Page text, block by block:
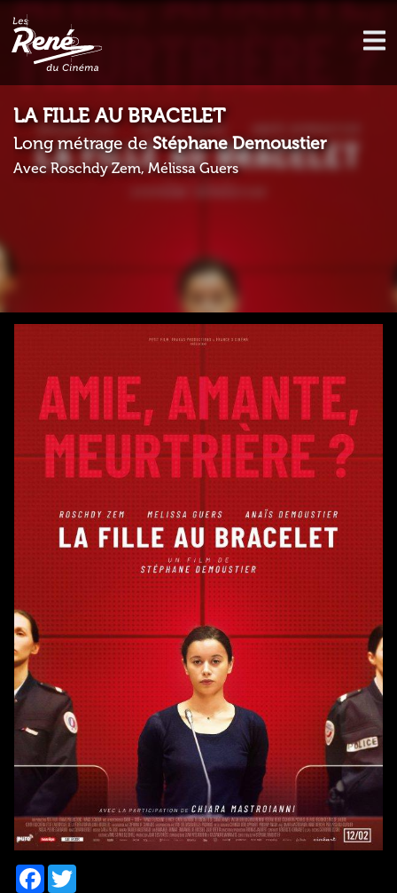
LA FILLE AU BRACELET
Long métrage deStéphane Demoustier
Avec Roschdy Zem, Mélissa Guers
Facebook
Twitter